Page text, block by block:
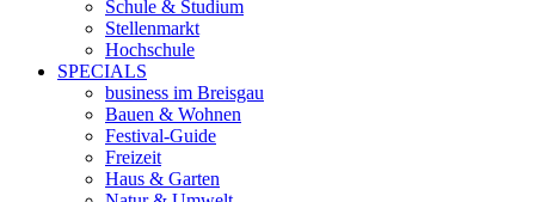
Schule & Studium
Stellenmarkt
Hochschule
SPECIALS
business im Breisgau
Bauen & Wohnen
Festival-Guide
Freizeit
Haus & Garten